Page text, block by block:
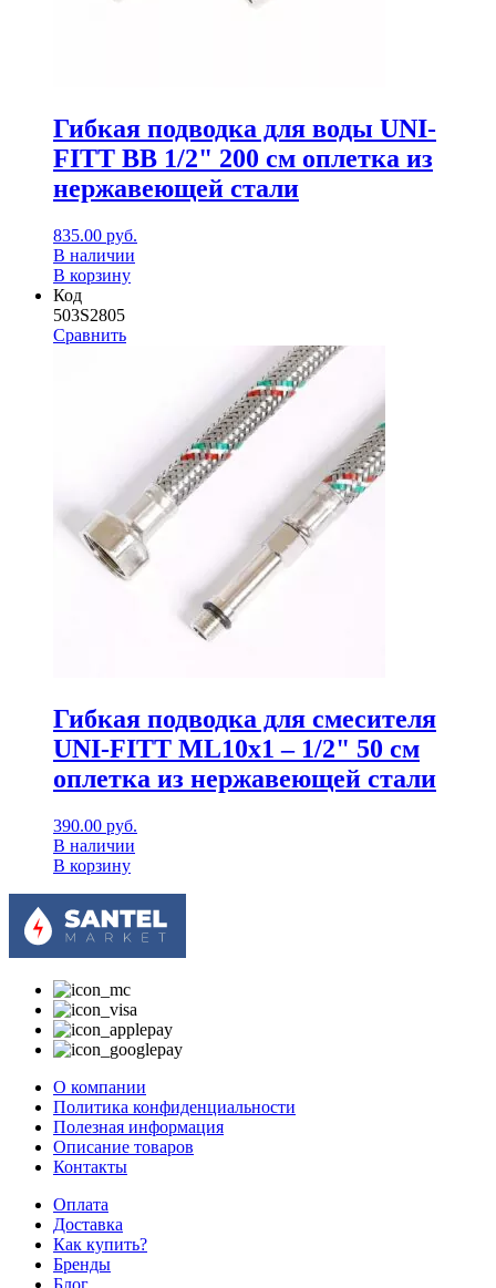
Гибкая подводка для воды UNI-
FITT ВВ 1/2" 200 см оплетка из
нержавеющей стали
835.00 руб.
В наличии
В корзину
Код
503S2805
Сравнить
Гибкая подводка для смесителя
UNI-FITT МL10х1 – 1/2" 50 см
оплетка из нержавеющей стали
390.00 руб.
В наличии
В корзину
О компании
Политика конфиденциальности
Полезная информация
Описание товаров
Контакты
Оплата
Доставка
Как купить?
Бренды
Блог